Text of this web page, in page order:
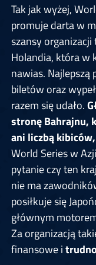
Tak jak wyżej,
promuje darta w
szansy
Holandia, która w
nawias. Najlepszą
biletów oraz
razem się udało.
stronę Bahrajnu,
ani liczbą
World Series w
pytanie czy ten
nie ma
posiłkuje się
głównym
Za organizacją
finansowe i